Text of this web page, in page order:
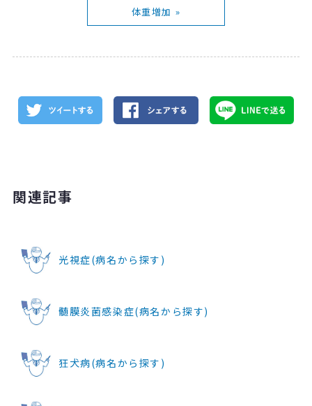
体重増加 »
関連記事
光視症(病名から探す)
髄膜炎菌感染症(病名から探す)
狂犬病(病名から探す)